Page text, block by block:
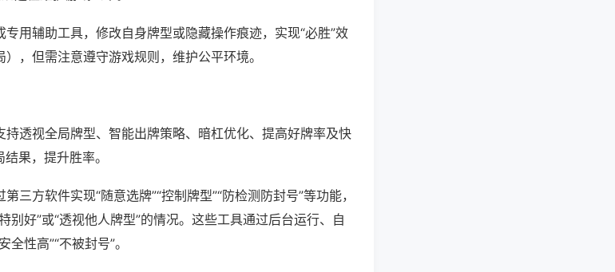
用辅助工具，修改自身牌型或隐藏操作痕迹，实现“必胜”效
，但需注意遵守游戏规则，维护公平环境。
透视全局牌型、智能出牌策略、暗杠优化、提高好牌率及快
果，提升胜率。
三方软件实现“随意选牌”“控制牌型”“防检测防封号”等功能，
别好”或“透视他人牌型”的情况。这些工具通过后台运行、自
性高”“不被封号”。